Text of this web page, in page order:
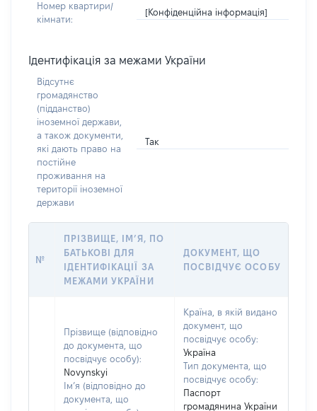
Номер квартири/
кімнати:
[Конфіденційна інформація]
Ідентифікація за межами України
Відсутнє
громадянство
(підданство)
іноземної держави,
а також документи,
які дають право на
постійне
проживання на
території іноземної
держави
Так
№
ПРІЗВИЩЕ, ІМ’Я, ПО
БАТЬКОВІ ДЛЯ
ІДЕНТИФІКАЦІЇ ЗА
МЕЖАМИ УКРАЇНИ
ДОКУМЕНТ, ЩО
ПОСВІДЧУЄ ОСОБУ
Прізвище (відповідно
до документа, що
посвідчує особу):
Novynskyi
Ім’я (відповідно до
документа, що
Країна, в якій видано
документ, що
посвідчує особу:
Україна
Тип документа, що
посвідчує особу:
Паспорт
громадянина України